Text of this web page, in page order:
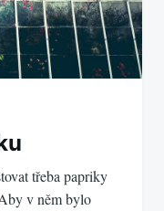
třeba papriky
v něm bylo